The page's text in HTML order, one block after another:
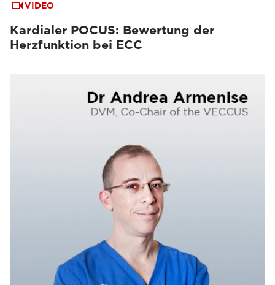
VIDEO
Kardialer POCUS: Bewertung der
Herzfunktion bei ECC